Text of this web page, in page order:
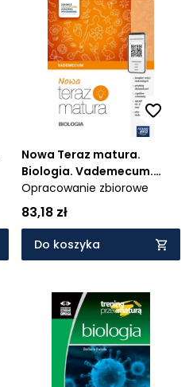
Nowa Teraz matura.
Biologia. Vademecum.
Zakres rozszerzony.
2024/2025
Opracowanie zbiorowe
83,18 zł
Do koszyka